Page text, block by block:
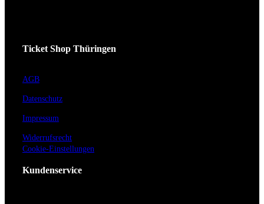
Ticket Shop Thüringen
AGB
Datenschutz
Impressum
Widerrufsrecht
Cookie-Einstellungen
Kundenservice